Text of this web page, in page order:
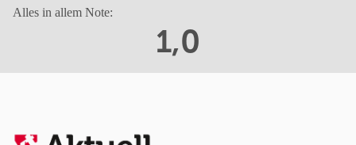
Alles in allem Note:
1,0